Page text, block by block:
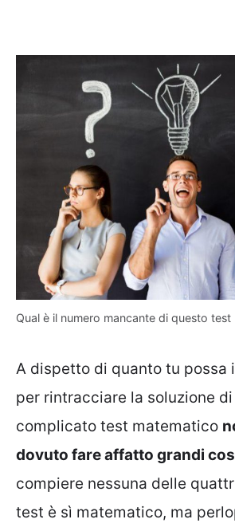
Qual è il numero mancante di questo
A dispetto di quanto tu possa
per rintracciare la soluzione
complicato test matematico
dovuto fare affatto grandi
compiere nessuna delle
test è sì matematico, ma